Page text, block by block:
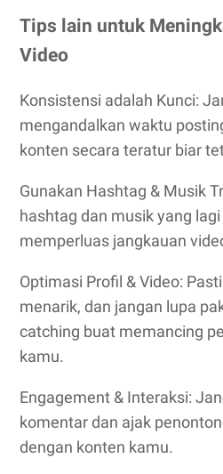
Tips lain untuk
Video
Konsistensi adalah Kunci:
mengandalkan waktu
konten secara teratur biar
Gunakan Hashtag & Musik
hashtag dan musik yang
memperluas jangkauan
Optimasi Profil & Video:
menarik, dan jangan lupa
catching buat memancing
kamu.
Engagement & Interaksi:
komentar dan ajak
dengan konten kamu.